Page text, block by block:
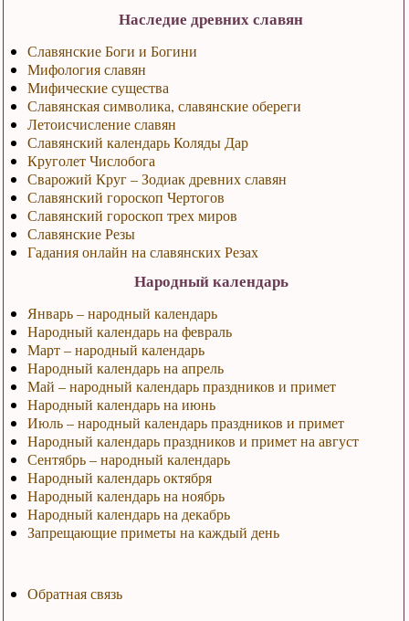
Наследие древних славян
Славянские Боги и Богини
Мифология славян
Мифические существа
Славянская символика, славянские обереги
Летоисчисление славян
Славянский календарь Коляды Дар
Круголет Числобога
Сварожий Круг – Зодиак древних славян
Славянский гороскоп Чертогов
Славянский гороскоп трех миров
Славянские Резы
Гадания онлайн на славянских Резах
Народный календарь
Январь – народный календарь
Народный календарь на февраль
Март – народный календарь
Народный календарь на апрель
Май – народный календарь праздников и примет
Народный календарь на июнь
Июль – народный календарь праздников и примет
Народный календарь праздников и примет на август
Сентябрь – народный календарь
Народный календарь октября
Народный календарь на ноябрь
Народный календарь на декабрь
Запрещающие приметы на каждый день
Обратная связь